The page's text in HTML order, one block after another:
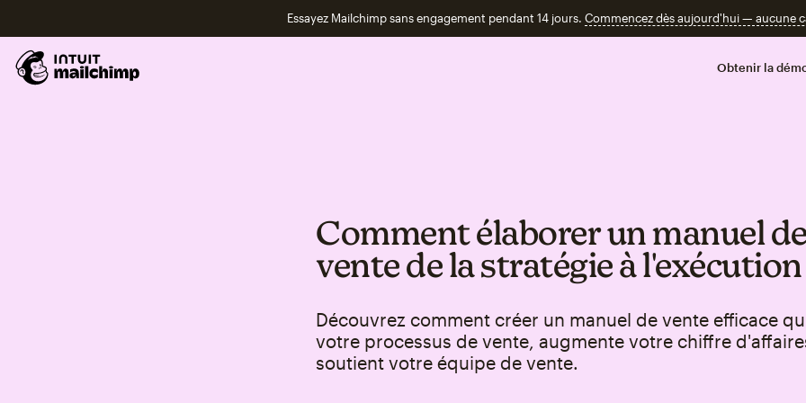
Essayez Mailchimp sans engagement pendant 14 jours. Commencez dès aujourd'hui — aucune
Obtenir la
Comment élaborer un manuel
vente de la stratégie à l'exécution
Découvrez comment créer un manuel de vente efficace
votre processus de vente, augmente votre chiffre
soutient votre équipe de vente.